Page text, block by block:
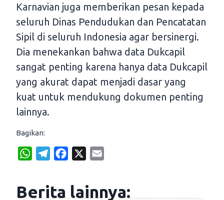
Karnavian juga memberikan pesan kepada
seluruh Dinas Pendudukan dan Pencatatan
Sipil di seluruh Indonesia agar bersinergi.
Dia menekankan bahwa data Dukcapil
sangat penting karena hanya data Dukcapil
yang akurat dapat menjadi dasar yang
kuat untuk mendukung dokumen penting
lainnya.
Bagikan:
W
t
e
e
i
Berita lainnya: